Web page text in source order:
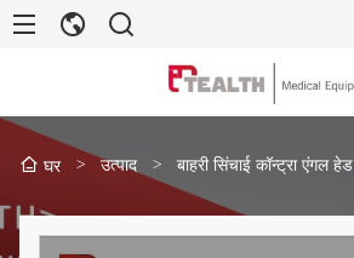
घर > उत्पाद > बाहरी सिंचाई कॉन्ट्रा एंगल हेड